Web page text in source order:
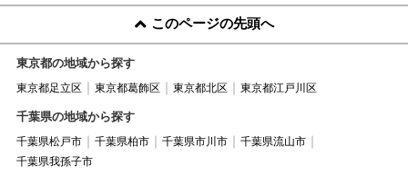
このページの先頭へ
東京都の地域から探す
東京都足立区 東京都葛飾区 東京都北区 東京都江戸川区
千葉県の地域から探す
千葉県松戸市 千葉県柏市 千葉県市川市
千葉県流山市
千葉県我孫子市